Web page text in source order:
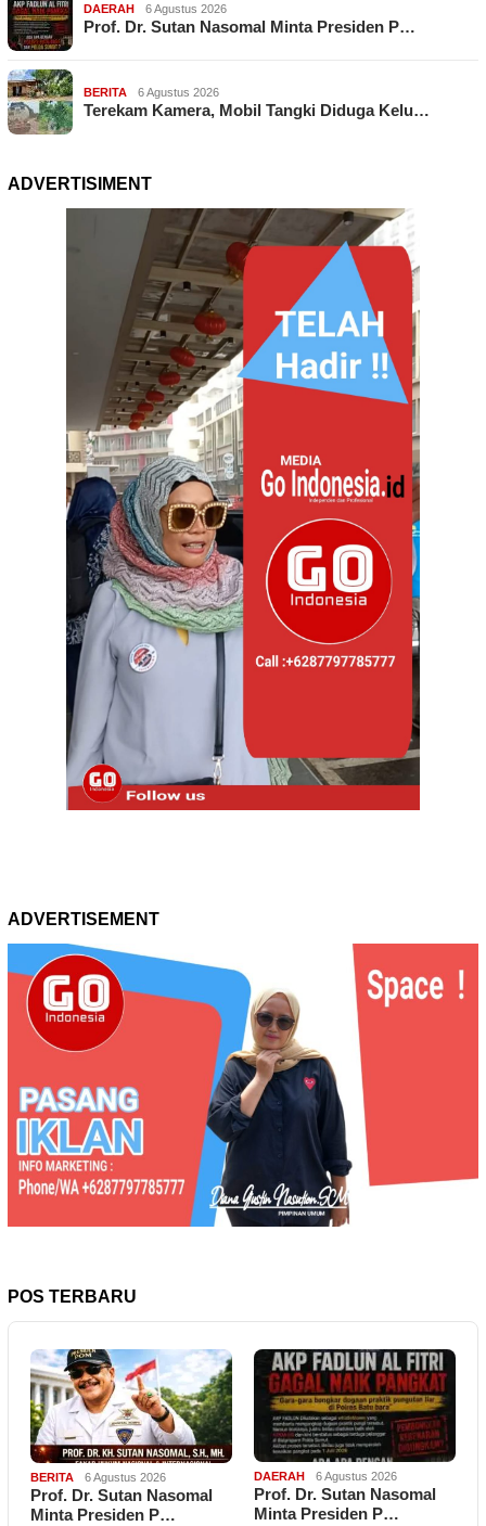
DAERAH 6 Agustus 2026
Prof. Dr. Sutan Nasomal Minta Presiden P…
BERITA 6 Agustus 2026
Terekam Kamera, Mobil Tangki Diduga Kelu…
ADVERTISIMENT
ADVERTISEMENT
POS TERBARU
BERITA 6 Agustus 2026
Prof. Dr. Sutan Nasomal
Minta Presiden P…
DAERAH 6 Agustus 2026
Prof. Dr. Sutan Nasomal
Minta Presiden P…